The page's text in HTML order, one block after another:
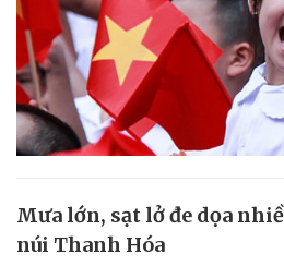
Mưa lớn, sạt lở đe dọa
núi Thanh Hóa